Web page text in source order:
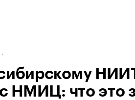
НМИЦ: что это